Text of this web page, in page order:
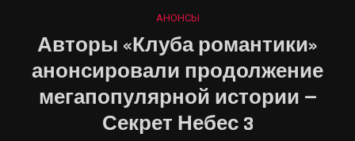
АНОНСЫ
Авторы «Клуба романтики»
анонсировали продолжение
мегапопулярной истории —
Секрет Небес 3